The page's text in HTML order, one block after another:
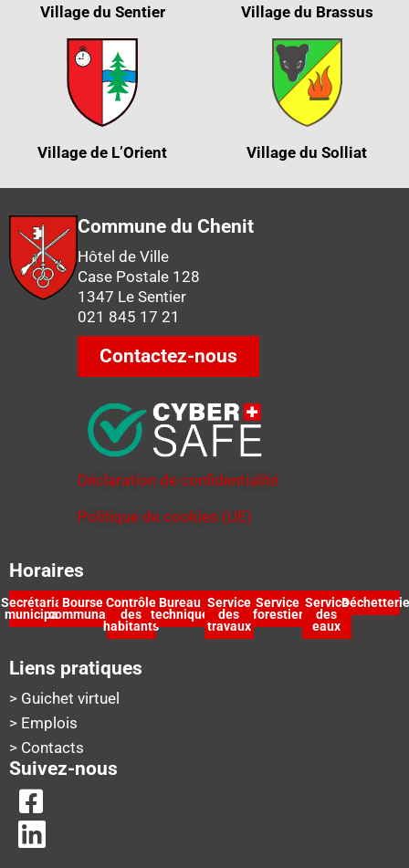
Village du Sentier Village du Brassus
Village de L’Orient Village du Solliat
Commune du Chenit
Hôtel de Ville
Case Postale 128
1347 Le Sentier
021 845 17 21
Contactez-nous
Déclaration de confidentialité
Politique de cookies (UE)
Horaires
Secrétariat
municipal
Bourse
communale
Contrôle
des
habitants
Bureau
technique
Service
des
travaux
Service
forestier
Service
des
eaux
Déchetterie
Liens pratiques
> Guichet virtuel
> Emplois
> Contacts
Suivez-nous